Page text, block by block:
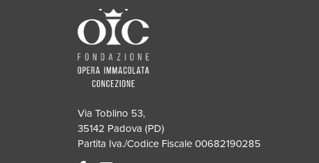
Via Toblino 53,
35142 Padova (PD)
Partita Iva./Codice Fiscale 00682190285